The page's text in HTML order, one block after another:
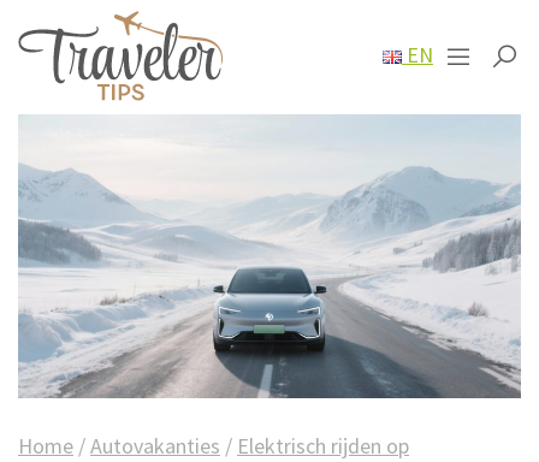
EN
Home /Autovakanties / Elektrisch rijden op